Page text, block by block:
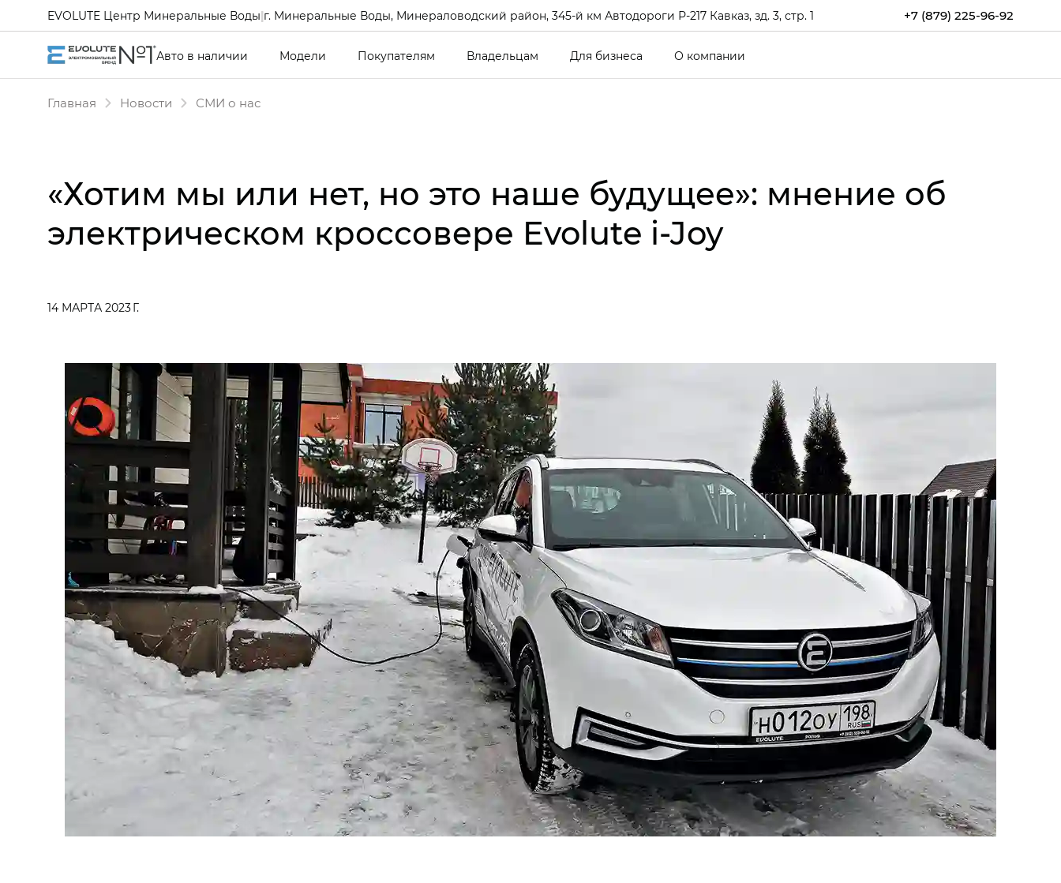
+7 (879) 225-96-92
EVOLUTE Центр Минеральные Воды|г. Минеральные Воды, Минераловодский район, 345-й км Автодороги Р-217 Кавказ, зд. 3, стр. 1
Авто в наличии Модели Покупателям Владельцам Для бизнеса О компании
Главная Новости СМИ о нас
«Хотим мы или нет, но это наше будущее»: мнение об
электрическом кроссовере Evolute i-Joy
14 МАРТА 2023 Г.